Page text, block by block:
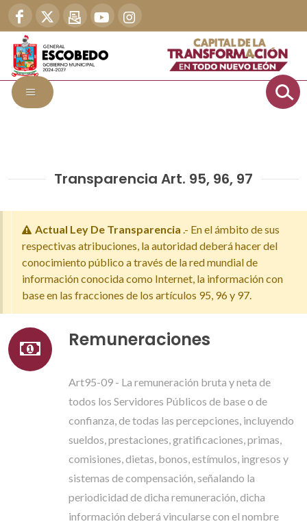
Transparencia Art. 95, 96, 97
Actual Ley De Transparencia .- En el ámbito de sus
respectivas atribuciones, la autoridad deberá hacer del
conocimiento público a través de la red mundial de
información conocida como Internet, la información con
base en las fracciones de los artículos 95, 96 y 97.
Remuneraciones
Art95-09 - La remuneración bruta y neta de
todos los Servidores Públicos de base o de
confianza, de todas las percepciones, incluyendo
sueldos, prestaciones, gratificaciones, primas,
comisiones, dietas, bonos, estímulos, ingresos y
sistemas de compensación, señalando la
periodicidad de dicha remuneración, dicha
información deberá vincularse con el nombre